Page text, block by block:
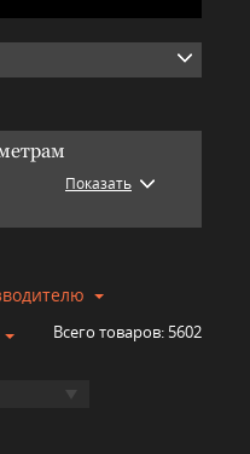
Показать
Всего товаров: 5602